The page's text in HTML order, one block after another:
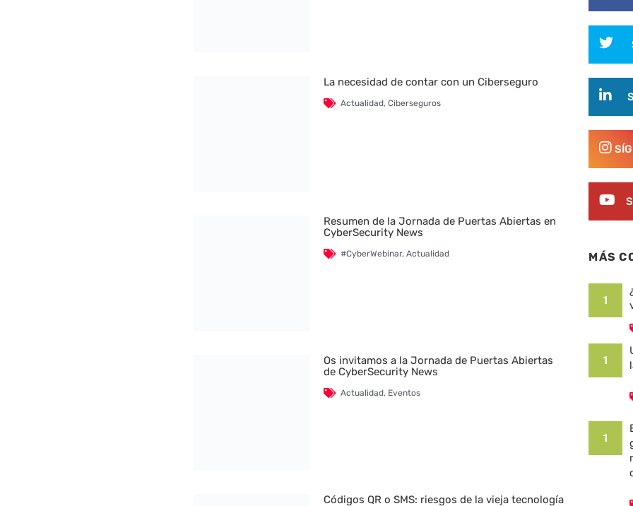
La necesidad de contar con un Ciberseguro
Actualidad, Ciberseguros
Resumen de la Jornada de Puertas Abiertas en
CyberSecurity News
#CyberWebinar, Actualidad
Os invitamos a la Jornada de Puertas Abiertas
de CyberSecurity News
Actualidad, Eventos
Códigos QR o SMS: riesgos de la vieja tecnología
MÁS
1
1
1